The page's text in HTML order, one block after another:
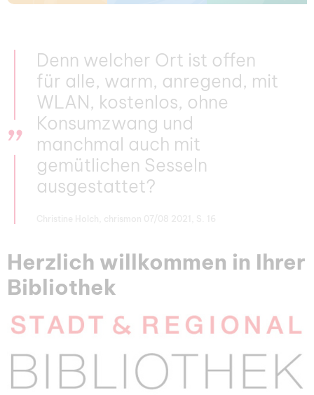
Denn welcher Ort ist offen
für alle, warm, anregend, mit
WLAN, kostenlos, ohne
Konsumzwang und
manchmal auch mit
gemütlichen Sesseln
ausgestattet?
Herzlich willkommen in Ihrer
Bibliothek